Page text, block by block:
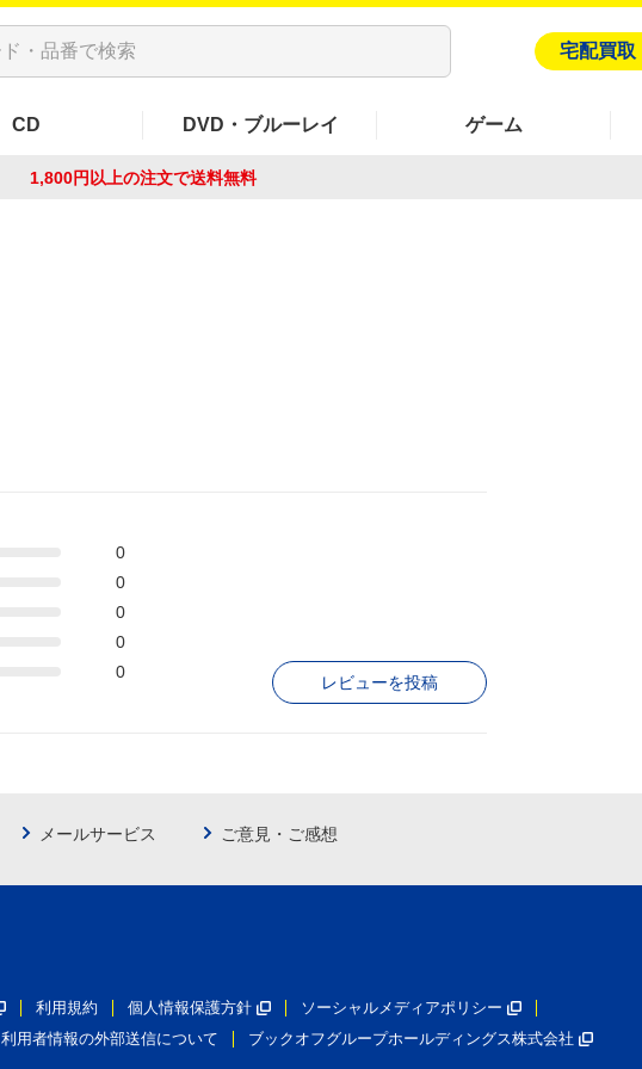
宅配買取
CD DVD・ブルーレイ ゲーム
1,800円以上の注文で送料無料
0
0
0
0
0
レビューを投稿
メールサービス ご意見・ご感想
利用規約 個人情報保護方針
ソーシャルメディアポリシー
利用者情報の外部送信について ブックオフグループホールディングス株式会社